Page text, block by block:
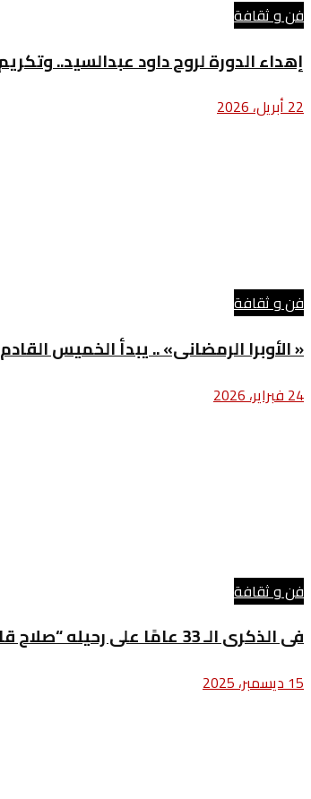
فن و ثقافة
إهداء الدورة لروح داود عبدالسيد..
22 أبريل، 2026
فن و ثقافة
« الأوبرا الرمضانى» .. يبدأ الخميس القادم
24 فبراير، 2026
فن و ثقافة
فى الذكرى الـ 33 عامًا على رحيله “صلاح قابيل” فنان من جيل العمالقة
15 ديسمبر، 2025